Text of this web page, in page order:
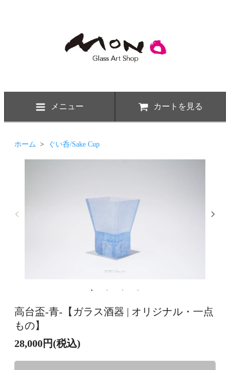
メニュー カートを見る
ホーム > ぐい呑/Sake Cup
高台盃-青-【ガラス酒器 | オリジナル・一点
もの】
28,000円(税込)